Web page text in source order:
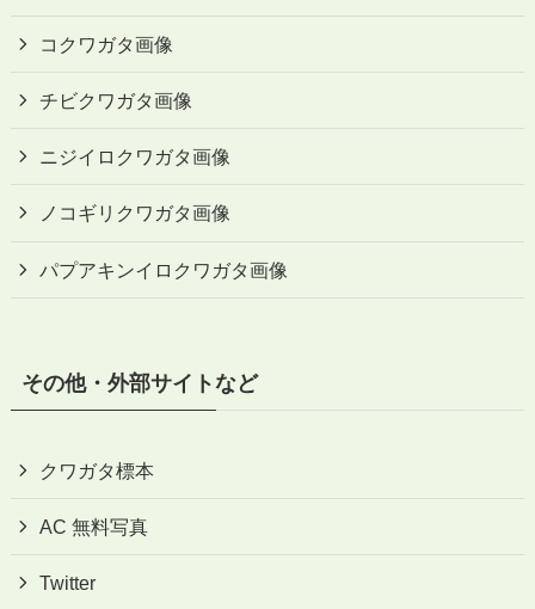
コクワガタ画像
チビクワガタ画像
ニジイロクワガタ画像
ノコギリクワガタ画像
パプアキンイロクワガタ画像
その他・外部サイトなど
クワガタ標本
AC 無料写真
Twitter